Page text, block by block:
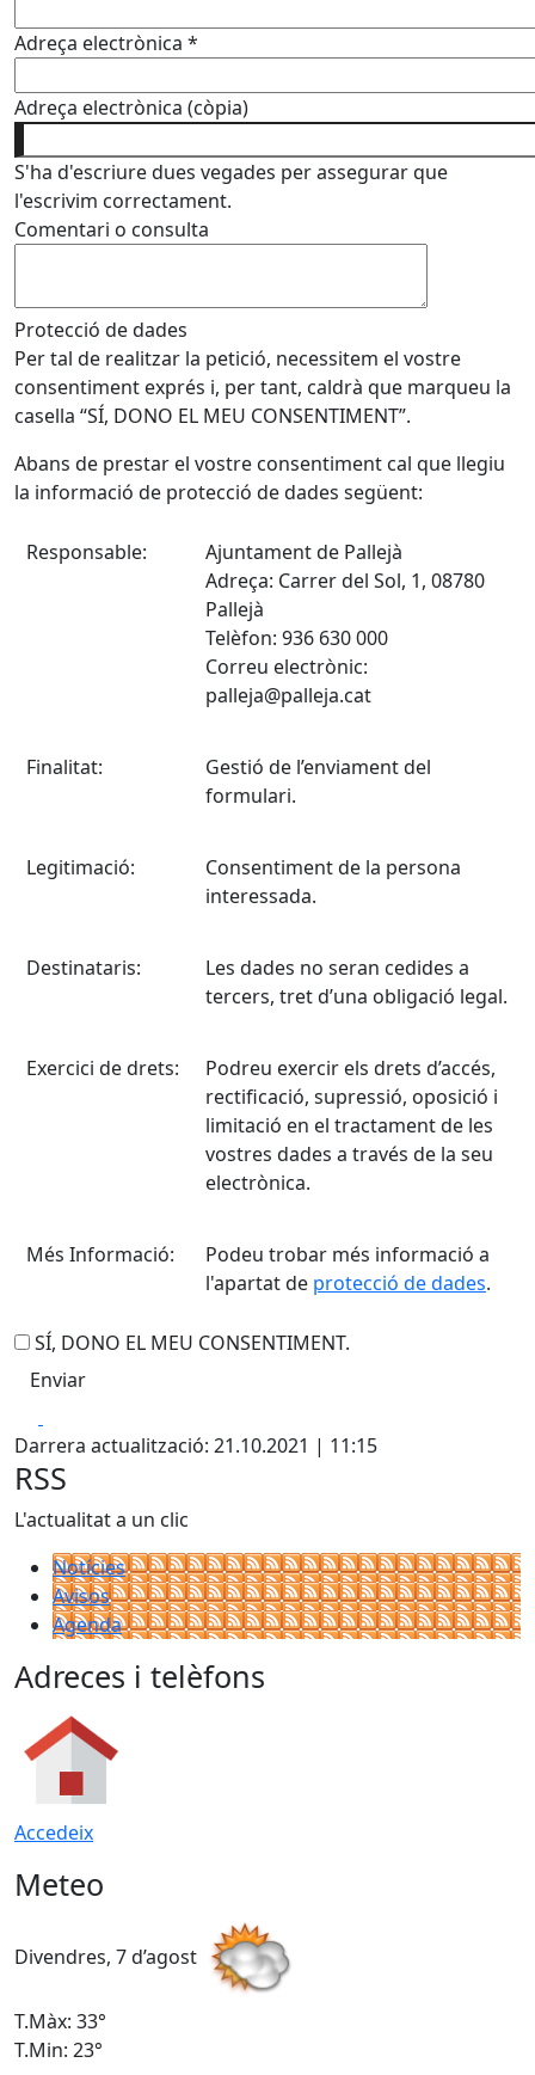
Adreça electrònica *
Adreça electrònica (còpia)
S'ha d'escriure dues vegades per assegurar que
l'escrivim correctament.
Comentari o consulta
Protecció de dades
Per tal de realitzar la petició, necessitem el vostre
consentiment exprés i, per tant, caldrà que marqueu la
casella “SÍ, DONO EL MEU CONSENTIMENT”.
Abans de prestar el vostre consentiment cal que llegiu
la informació de protecció de dades següent:
Responsable:
Ajuntament de Pallejà
Adreça: Carrer del Sol, 1, 08780
Pallejà
Telèfon: 936 630 000
Correu electrònic:
palleja@palleja.cat
Finalitat:
Gestió de l’enviament del
formulari.
Legitimació:
Consentiment de la persona
interessada.
Destinataris:
Les dades no seran cedides a
tercers, tret d’una obligació legal.
Exercici de drets:
Podreu exercir els drets d’accés,
rectificació, supressió, oposició i
limitació en el tractament de les
vostres dades a través de la seu
electrònica.
Més Informació:
Podeu trobar més informació a
l'apartat de protecció de dades.
SÍ, DONO EL MEU CONSENTIMENT.
Darrera actualització: 21.10.2021 | 11:15
RSS
L'actualitat a un clic
Notícies
Avisos
Agenda
Adreces i telèfons
Accedeix
Meteo
Divendres, 7 d’agost
T.Màx: 33°
T.Min: 23°